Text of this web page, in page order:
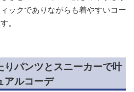
ックでありながらも着やすいコー
。
りパンツとスニーカーで叶
アルコーデ